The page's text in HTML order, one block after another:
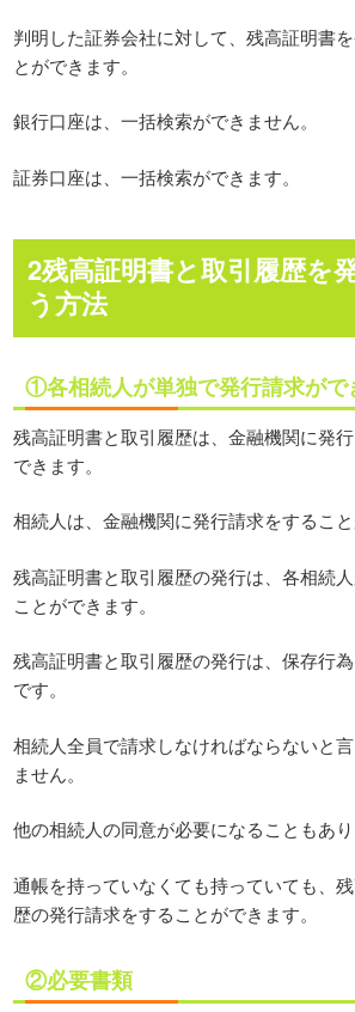
判明した証券会社に対して、残高証明書
とができます。
銀行口座は、一括検索ができません。
証券口座は、一括検索ができます。
2残高証明書と取引履歴を
う方法
①各相続人が単独で発行請求がで
残高証明書と取引履歴は、金融機関に発
できます。
相続人は、金融機関に発行請求をすること
残高証明書と取引履歴の発行は、各相続
ことができます。
残高証明書と取引履歴の発行は、保存行
です。
相続人全員で請求しなければならないと
ません。
他の相続人の同意が必要になることもあり
通帳を持っていなくても持っていても、
歴の発行請求をすることができます。
②必要書類